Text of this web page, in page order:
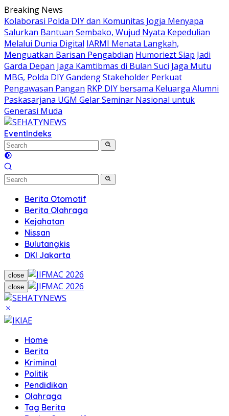
Skip
to
content
Breaking News
Kolaborasi Polda DIY dan Komunitas Jogja Menyapa
Salurkan Bantuan Sembako, Wujud Nyata Kepedulian
Melalui Dunia Digital IARMI Menata Langkah,
Menguatkan Barisan Pengabdian Humoriezt Siap Jadi
Garda Depan Jaga Kamtibmas di Bulan Suci Jaga Mutu
MBG, Polda DIY Gandeng Stakeholder Perkuat
Pengawasan Pangan RKP DIY bersama Keluarga Alumni
Paskasarjana UGM Gelar Seminar Nasional untuk
Generasi Muda
EventIndeks
Berita Otomotif
Berita Olahraga
Kejahatan
Nissan
Bulutangkis
DKI Jakarta
close
close
Home
Berita
Kriminal
Politik
Pendidikan
Olahraga
Tag Berita